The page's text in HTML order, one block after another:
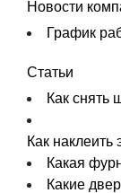
Новости
График
Статьи
Как снять
Как
Какая
Какие